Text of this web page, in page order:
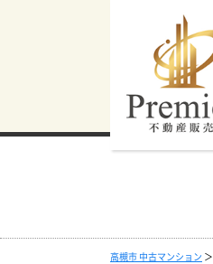
高槻市 中古マンション ＞